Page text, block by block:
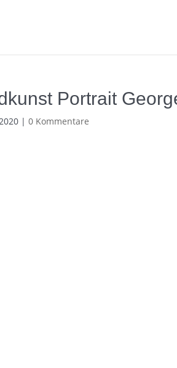
Portrait
| 0 Kommentare